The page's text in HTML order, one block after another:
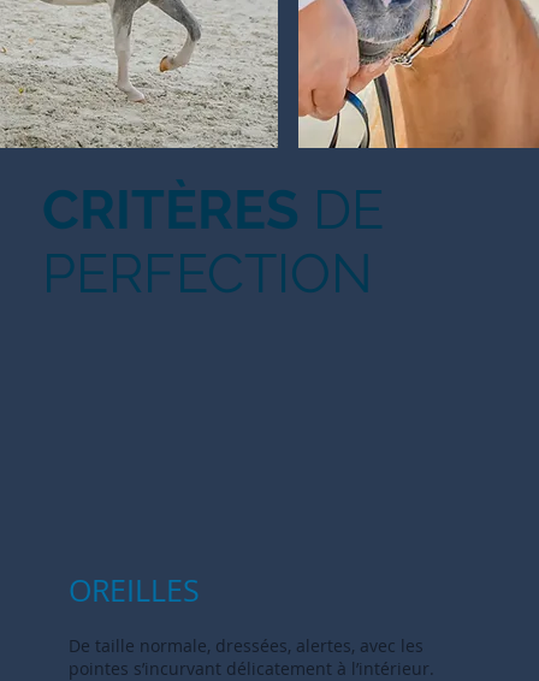
CRITÈRES DE
PERFECTION
OREILLES
De taille normale, dressées, alertes, avec les
pointes s’incurvant délicatement à l’intérieur.